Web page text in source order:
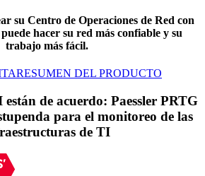
su Centro de Operaciones de Red con
hacer su red más confiable y su
trabajo más fácil.
RESUMEN DEL PRODUCTO
de acuerdo: Paessler PRTG
para el monitoreo de las
de TI